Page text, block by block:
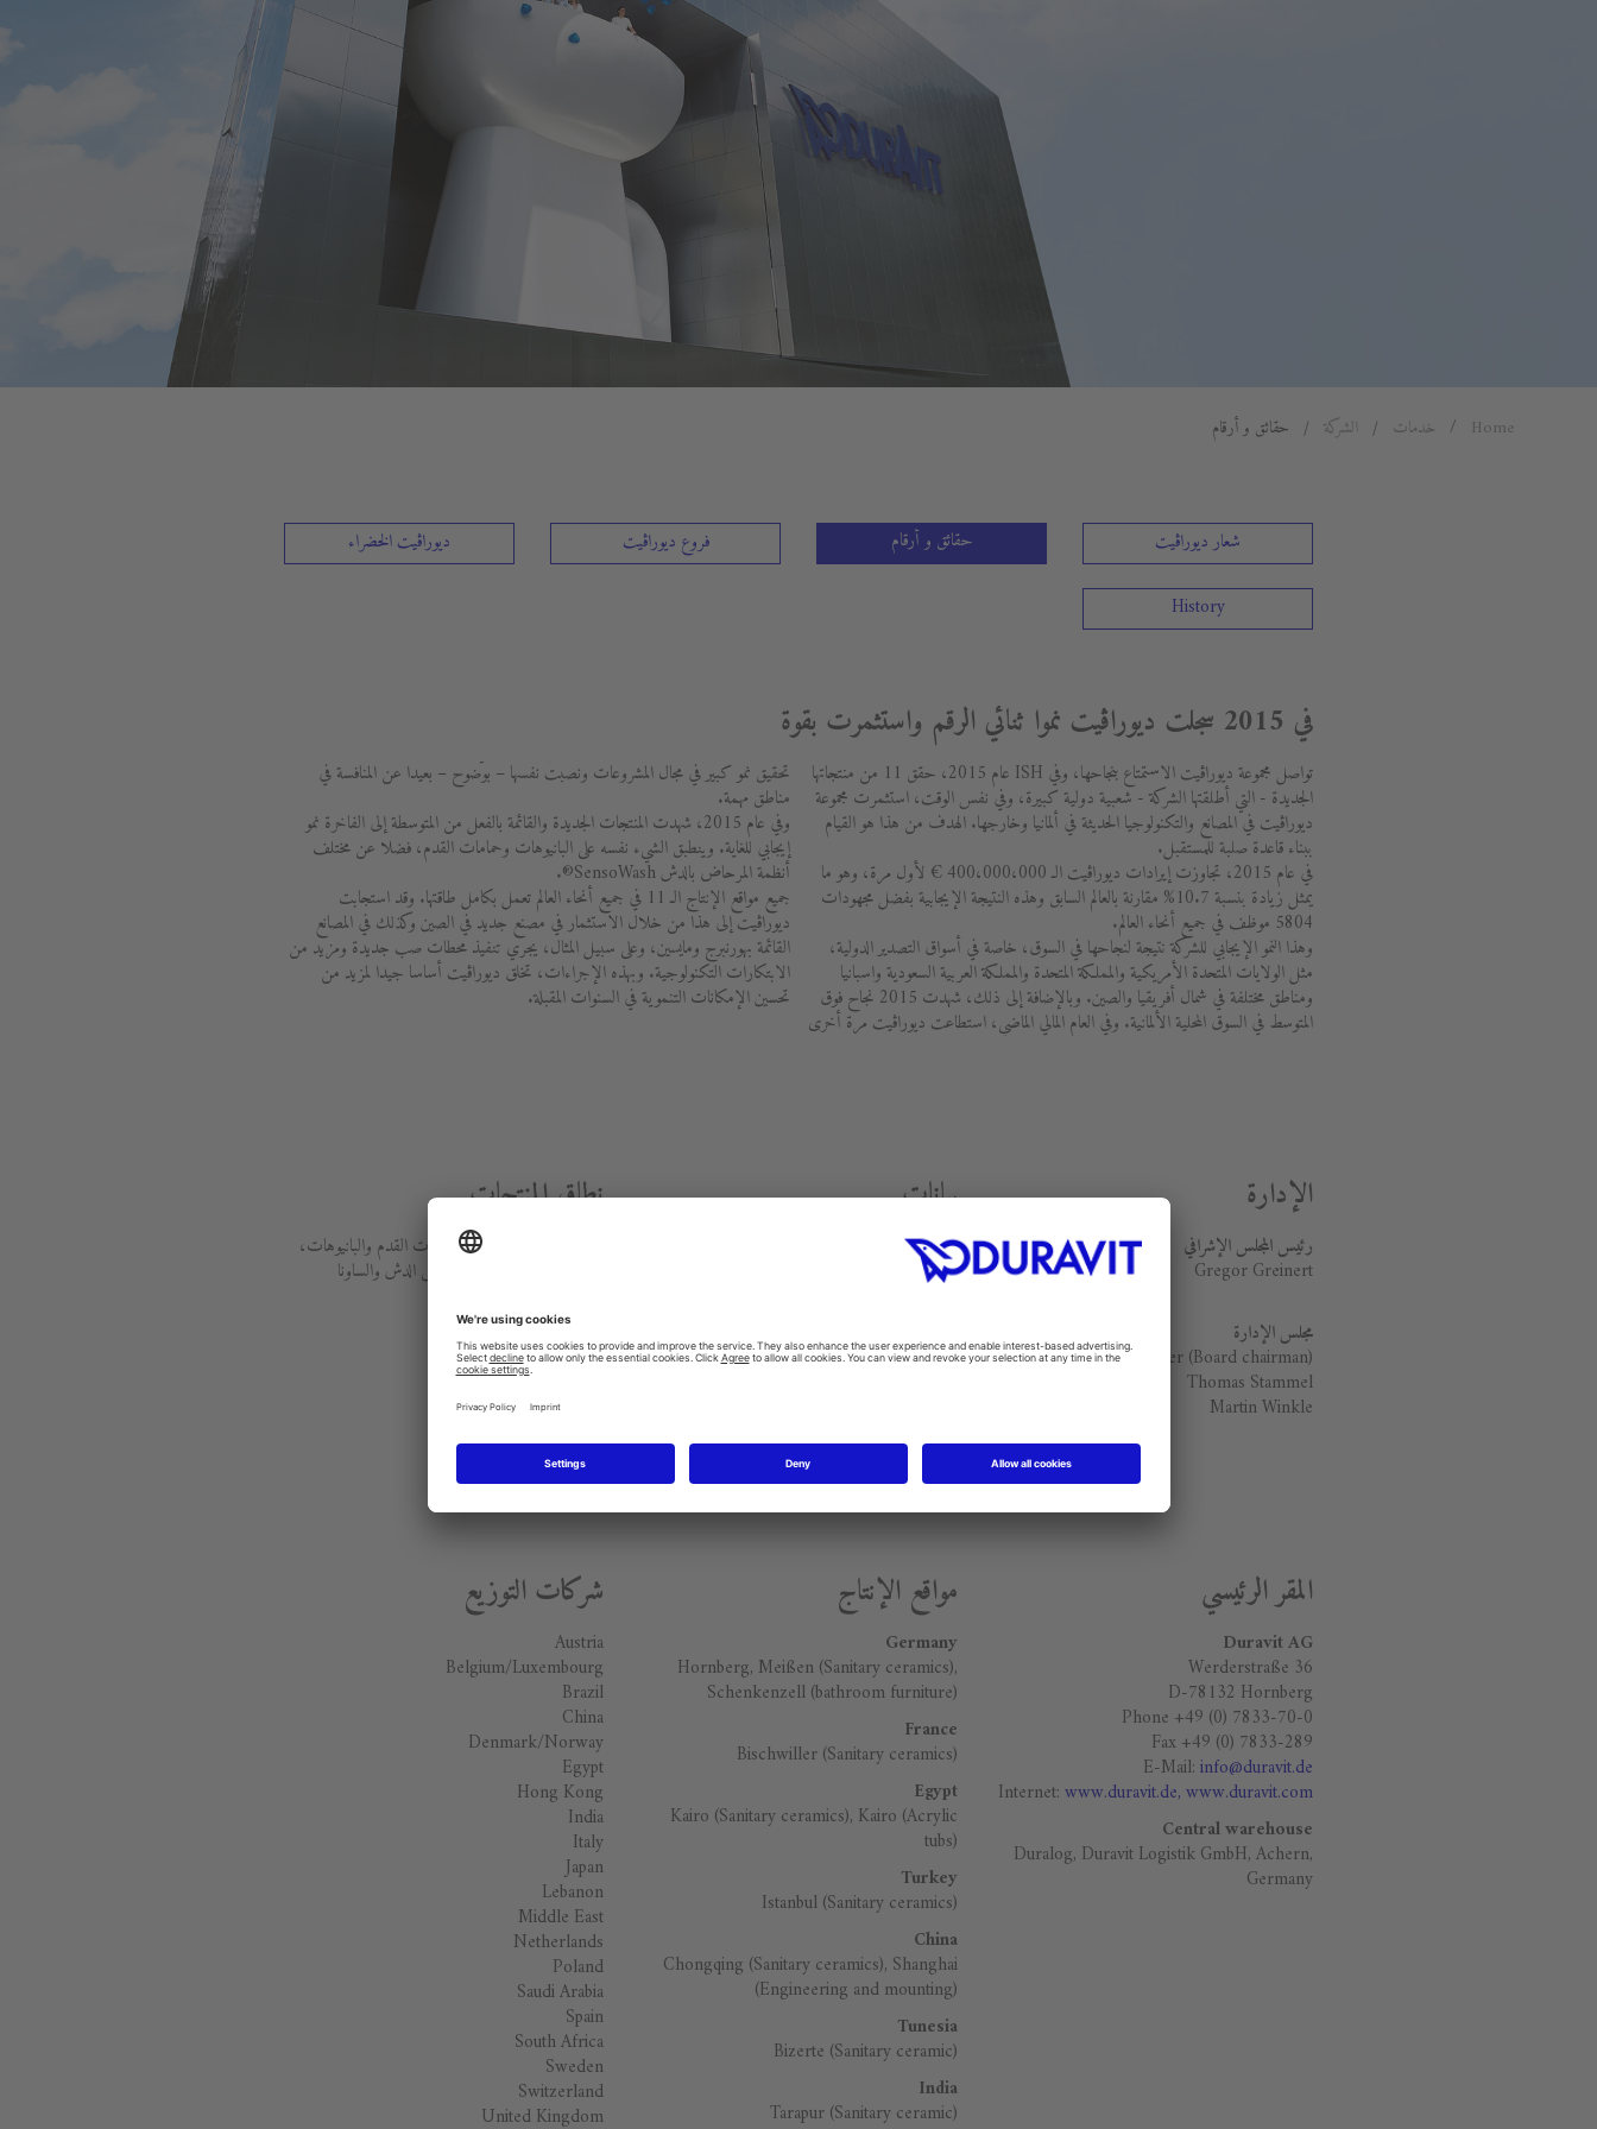
Home خدمات الشركة حقائق و أرقام
شعار ديوراڨيت حقائق و أرقام فروع ديوراڨيت ديوراڨيت الخضراء
History
في 2015 سجلت ديوراڨيت نموا ثنائي الرقم واستثمرت بقوة
تواصل مجموعة ديوراڨيت الاستمتاع بنجاحها، وفي ISH عام 2015، حقق 11 من منتجاتها
الجديدة - التي أطلقتها الشركة - شعبية دولية كبيرة، وفي نفس الوقت، استثمرت مجموعة
ديوراڨيت في المصانع والتكنولوجيا الحديثة في ألمانيا وخارجها. الهدف من هذا هو القيام
ببناء قاعدة صلبة للمستقبل.
في عام 2015، تجاوزت إيرادات ديوراڨيت الـ 400،000،000 € لأول مرة، وهو ما
يمثل زيادة بنسبة 10.7% مقارنة بالعالم السابق وهذه النتيجة الإيجابية بفضل مجهودات
5804 موظف في جميع أنحاء العالم.
وهذا النمو الإيجابي للشركة نتيجة لنجاحها في السوق، خاصة في أسواق التصدير الدولية،
مثل الولايات المتحدة الأمريكية والمملكة المتحدة والمملكة العربية السعودية واسبانيا
ومناطق مختلفة في شمال أفريقيا والصين. وبالإضافة إلى ذلك، شهدت 2015 نجاح فوق
المتوسط في السوق المحلية الألمانية. وفي العام المالي الماضي، استطاعت ديوراڨيت مرة أخرى
تحقيق نمو كبير في مجال المشروعات ونصبت نفسها – بوضوح – بعيدا عن المنافسة في
مناطق مهمة.
وفي عام 2015، شهدت المنتجات الجديدة والقائمة بالفعل من المتوسطة إلى الفاخرة نمو
إيجابي للغاية. وينطبق الشيء نفسه على البانيوهات وحمامات القدم، فضلا عن مختلف
أنظمة المرحاض بالدش SensoWash®.
جميع مواقع الإنتاج الـ 11 في جميع أنحاء العالم تعمل بكامل طاقتها. وقد استجابت
ديوراڨيت إلى هذا من خلال الاستثمار في مصنع جديد في الصين وكذلك في المصانع
القائمة بهورنبرج ومايسين، وعلى سبيل المثال، يجري تنفيذ محطات صب جديدة ومزيد من
الابتكارات التكنولوجية. وبهذه الإجراءات، تخلق ديوراڨيت أساسا جيدا لمزيد من
تحسين الإمكانات التنموية في السنوات المقبلة.
الإدارة
رئيس المجلس الإشرافي
Gregor Greinert
مجلس الإدارة
Michael Demmer (Board chairman)
Thomas Stammel
Martin Winkle
بيانات
إيرادات 2015
432,3 مليون يورو (المجموعة
1817
نطاق المنتجات
الصيني، موبيليا الحمامات، حمامات القدم والبانيوهات،
أنظمة العناية بالصحة، مراحيض الدش والساونا
المقر الرئيسي
Duravit AG
Werderstraße 36
D-78132 Hornberg
Phone +49 (0) 7833-70-0
Fax +49 (0) 7833-289
E-Mail:info@duravit.de
Internet:www.duravit.de, www.duravit.com
Central warehouse
Duralog, Duravit Logistik GmbH, Achern,
Germany
مواقع الإنتاج
Germany
Hornberg, Meißen (Sanitary ceramics),
Schenkenzell (bathroom furniture)
France
Bischwiller (Sanitary ceramics)
Egypt
Kairo (Sanitary ceramics), Kairo (Acrylic
tubs)
Turkey
Istanbul (Sanitary ceramics)
China
Chongqing (Sanitary ceramics), Shanghai
(Engineering and mounting)
Tunesia
Bizerte (Sanitary ceramic)
India
Tarapur (Sanitary ceramic)
شركات التوزيع
Austria
Belgium/Luxembourg
Brazil
China
Denmark/Norway
Egypt
Hong Kong
India
Italy
Japan
Lebanon
Middle East
Netherlands
Poland
Saudi Arabia
Spain
South Africa
Sweden
Switzerland
United Kingdom